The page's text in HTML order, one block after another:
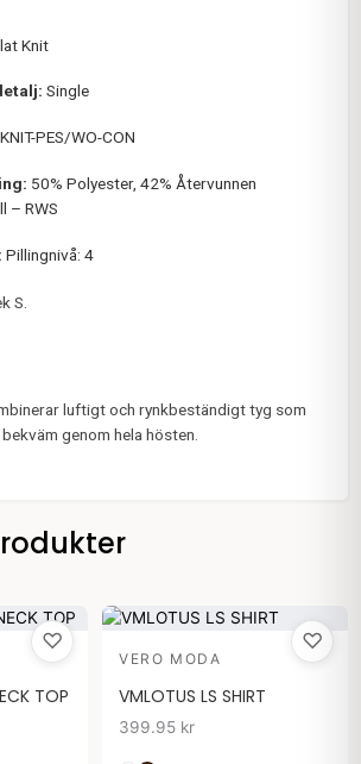
Knit
Single
PES/WO-CON
50% Polyester, 42% Återvunnen
– RWS
Pillingnivå: 4
S.
luftigt och rynkbeständigt tyg som
genom hela hösten.
♡
TOP
♡
VERO MODA
VMLOTUS LS SHIRT
399.95 kr